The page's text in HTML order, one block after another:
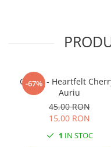
-67%
Cercei - Heartfelt
Auriu
45,00 RON
15,00 RON
1 IN STOC